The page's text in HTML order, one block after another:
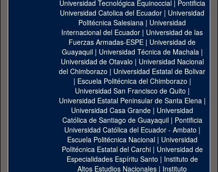
Universidad Tecnológica Equinoccial| Pontificia
Universidad Catolica del Ecuador | Universidad
Politécnica Salesiana | Universidad
Internacional del Ecuador | Universidad de las
Fuerzas Armadas-ESPE | Universidad de
Guayaquil| Universidad Técnica de Machala|
Universidad de Otavalo | Universidad Nacional
del Chimborazo | Universidad Estatal de Bolivar
| Escuela Politécnica del Chimborazo |
Universidad San Francisco de Quito |
Universidad Estatal Peninsular de Santa Elena|
Universidad Casa Grande | Universidad
Católica de Santiago de Guayaquil| Pontificia
Universidad Católica del Ecuador - Ambato |
Escuela Politécnica Nacional| Universidad
Politécnica Estatal del Carchi| Universidad de
Especialidades Espíritu Santo | Instituto de
Altos Estudios Nacionales | Instituto